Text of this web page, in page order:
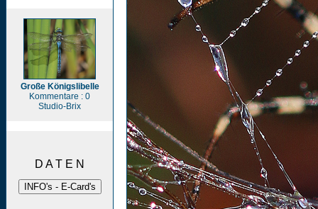
Große Königslibelle
Kommentare : 0
Studio-Brix
D A T E N